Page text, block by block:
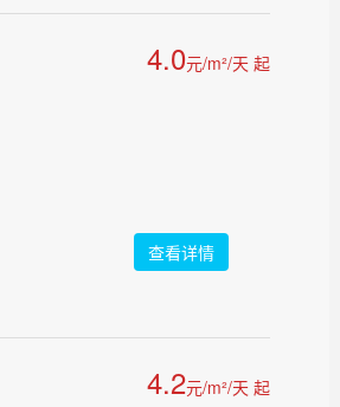
4.0元/m²/天 起
查看详情
4.2元/m²/天 起